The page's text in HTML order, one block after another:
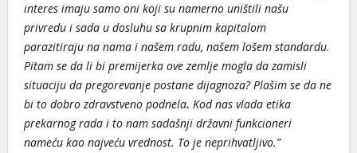
interes imaju samo oni koji su namerno uništili našu
privredu i sada u dosluhu sa krupnim kapitalom
parazitiraju na nama i našem radu, našem lošem standardu.
Pitam se da li bi premijerka ove zemlje mogla da zamisli
situaciju da pregorevanje postane dijagnoza? Plašim se da ne
bi to dobro zdravstveno podnela. Kod nas vlada etika
prekarnog rada i to nam sadašnji državni funkcioneri
nameću kao najveću vrednost. To je neprihvatljivo.”